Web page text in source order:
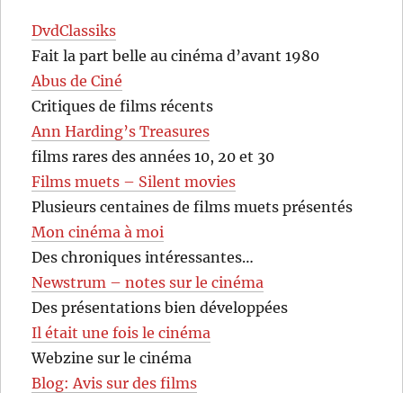
DvdClassiks
Fait la part belle au cinéma d’avant 1980
Abus de Ciné
Critiques de films récents
Ann Harding’s Treasures
films rares des années 10, 20 et 30
Films muets – Silent movies
Plusieurs centaines de films muets présentés
Mon cinéma à moi
Des chroniques intéressantes…
Newstrum – notes sur le cinéma
Des présentations bien développées
Il était une fois le cinéma
Webzine sur le cinéma
Blog: Avis sur des films